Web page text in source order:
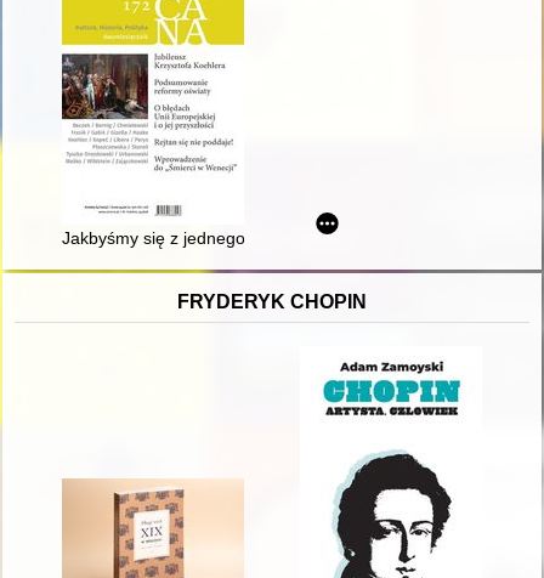
Jakbyśmy się z jednego jajka wykluli" : Czesław Miłosz w
FRYDERYK CHOPIN